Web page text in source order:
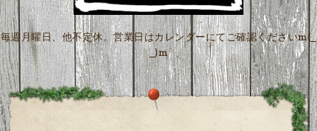
毎週月曜日、他不定休。営業日はカレンダーにてご確認くださいm(_
_)m